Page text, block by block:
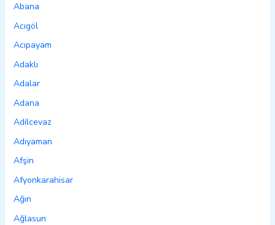
Abana
Acıgöl
Acıpayam
Adaklı
Adalar
Adana
Adilcevaz
Adıyaman
Afşin
Afyonkarahisar
Ağın
Ağlasun